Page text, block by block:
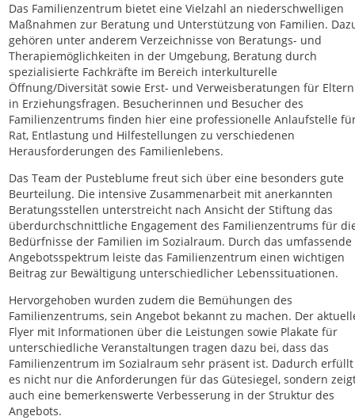
Das Familienzentrum bietet eine Vielzahl an niederschwelligen
Maßnahmen zur Beratung und Unterstützung von Familien.
gehören unter anderem Verzeichnisse von Beratungs- und
Therapiemöglichkeiten in der Umgebung, Beratung durch
spezialisierte Fachkräfte im Bereich interkulturelle
Öffnung/Diversität sowie Erst- und Verweisberatungen für Eltern
in Erziehungsfragen. Besucherinnen und Besucher des
Familienzentrums finden hier eine professionelle Anlaufstelle
Rat, Entlastung und Hilfestellungen zu verschiedenen
Herausforderungen des Familienlebens.
Das Team der Pusteblume freut sich über eine besonders gute
Beurteilung. Die intensive Zusammenarbeit mit anerkannten
Beratungsstellen unterstreicht nach Ansicht der Stiftung das
überdurchschnittliche Engagement des Familienzentrums für
Bedürfnisse der Familien im Sozialraum. Durch das umfassende
Angebotsspektrum leiste das Familienzentrum einen wichtigen
Beitrag zur Bewältigung unterschiedlicher Lebenssituationen.
Hervorgehoben wurden zudem die Bemühungen des
Familienzentrums, sein Angebot bekannt zu machen. Der
Flyer mit Informationen über die Leistungen sowie Plakate für
unterschiedliche Veranstaltungen tragen dazu bei, dass das
Familienzentrum im Sozialraum sehr präsent ist. Dadurch erfüllt
es nicht nur die Anforderungen für das Gütesiegel, sondern
auch eine bemerkenswerte Verbesserung in der Struktur des
Angebots.